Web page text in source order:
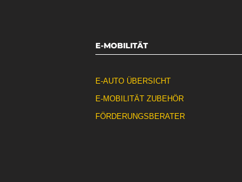
E-MOBILITÄT
E-AUTO ÜBERSICHT
E-MOBILITÄT ZUBEHÖR
FÖRDERUNGSBERATER